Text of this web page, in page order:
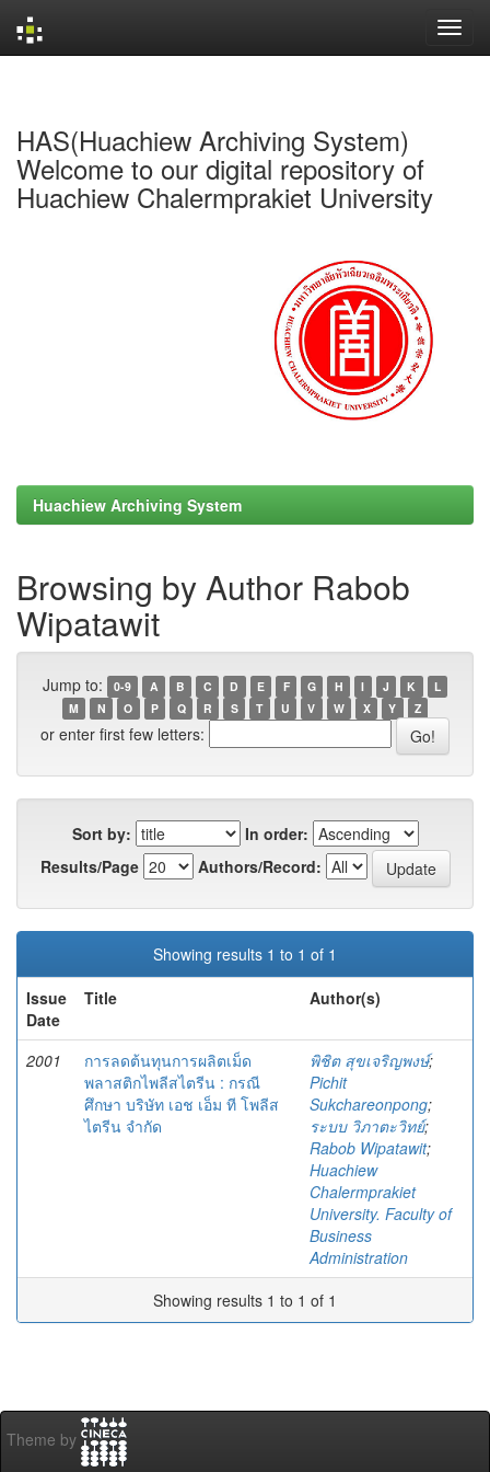
HAS(Huachiew Archiving System)
Welcome to our digital repository of
Huachiew Chalermprakiet University
Huachiew Archiving System
Browsing by Author Rabob
Wipatawit
Jump to: 0-9 A B C D E F G H I J K
L
M
N O P Q R S T U V W X Y Z
or enter first few letters:
Sort by:
In order:
Results/Page
Authors/Record:
Showing results 1 to 1 of 1
Issue
Date
Title Author(s)
2001
การลดต้นทุนการผลิตเม็ด
พลาสติกไพลีสไตรีน : กรณี
ศึกษา บริษัท เอช เอ็ม ที โพลีส
ไตรีน จำกัด
พิชิต สุขเจริญพงษ์;
Pichit
Sukchareonpong;
ระบบ วิภาตะวิทย์;
Rabob Wipatawit;
Huachiew
Chalermprakiet
University. Faculty of
Business
Administration
Showing results 1 to 1 of 1
Theme by